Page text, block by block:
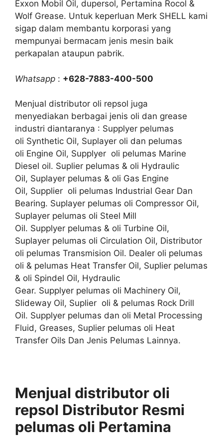
Exxon Mobil Oil, dupersol, Pertamina Rocol &
Wolf Grease. Untuk keperluan Merk SHELL kami
sigap dalam membantu korporasi yang
mempunyai bermacam jenis mesin baik
perkapalan ataupun pabrik.
Whatsapp : +628-7883-400-500
Menjual distributor oli repsol juga
menyediakan berbagai jenis oli dan grease
industri diantaranya : Supplyer pelumas
oli Synthetic Oil, Suplayer oli dan pelumas
oli Engine Oil, Supplyer oli pelumas Marine
Diesel oil. Suplier pelumas & oli Hydraulic
Oil, Suplayer pelumas & oli Gas Engine
Oil, Supplier oli pelumas Industrial Gear Dan
Bearing. Suplayer pelumas oli Compressor Oil,
Suplayer pelumas oli Steel Mill
Oil. Supplyer pelumas & oli Turbine Oil,
Suplayer pelumas oli Circulation Oil, Distributor
oli pelumas Transmision Oil. Dealer oli pelumas
oli & pelumas Heat Transfer Oil, Suplier pelumas
& oli Spindel Oil, Hydraulic
Gear. Supplyer pelumas oli Machinery Oil,
Slideway Oil, Suplier oli & pelumas Rock Drill
Oil. Supplyer pelumas dan oli Metal Processing
Fluid, Greases, Suplier pelumas oli Heat
Transfer Oils Dan Jenis Pelumas Lainnya.
Menjual distributor oli
repsol Distributor Resmi
pelumas oli Pertamina